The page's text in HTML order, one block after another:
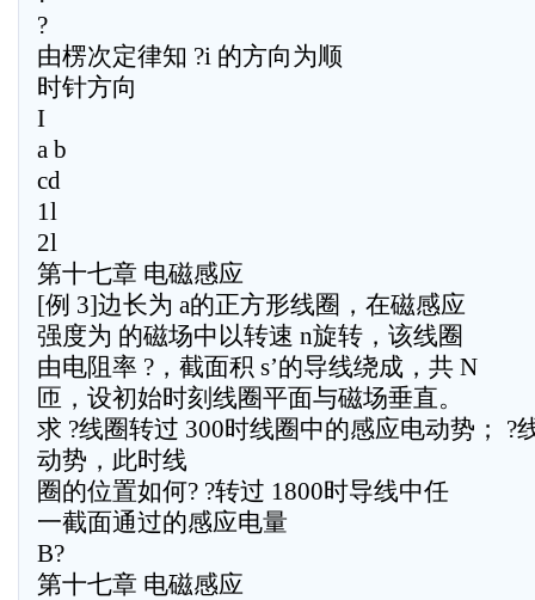
?
由楞次定律知 ?i 的方向为顺
时针方向
I
a b
cd
1l
2l
第十七章 电磁感应
[例 3]边长为 a的正方形线圈，在磁感应
强度为 的磁场中以转速 n旋转，该线圈
由电阻率 ?，截面积 s’的导线绕成，共 N
匝，设初始时刻线圈平面与磁场垂直。
求 ?线圈转过 300时线圈中的感应电动势； ?
动势，此时线
圈的位置如何? ?转过 1800时导线中任
一截面通过的感应电量
B?
第十七章 电磁感应